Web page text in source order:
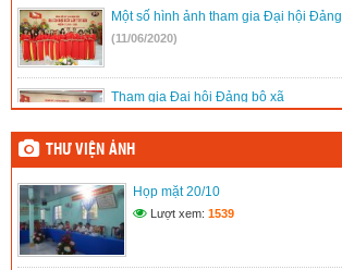
Một số hình ảnh tham gia Đại hội Đảng
(11/06/2020)
Tham gia Đại hội Đảng bộ xã
(11/06/2020)
Hưởng ứng tuần lễ áo dài Việt Nam
THƯ VIỆN ẢNH
Họp mặt 20/10
Lượt xem: 1539